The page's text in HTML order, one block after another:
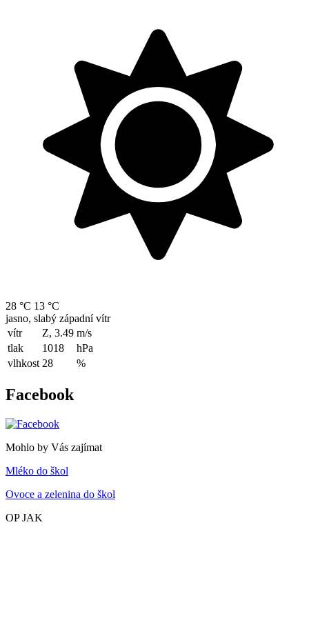
28 °C 13 °C
jasno, slabý západní vítr
vítr
Z, 3.49 m/s
tlak
1018
hPa
vlhkost 28 %
Facebook
Mohlo by Vás zajímat
Mléko do škol
Ovoce a zelenina do škol
OP JAK